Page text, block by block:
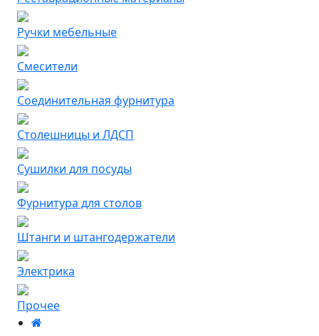
Ручки мебельные
Смесители
Соединительная фурнитура
Столешницы и ЛДСП
Сушилки для посуды
Фурнитура для столов
Штанги и штангодержатели
Электрика
Прочее